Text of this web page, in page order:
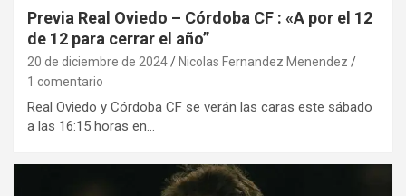
Previa Real Oviedo – Córdoba CF : «A por el 12
de 12 para cerrar el año”
20 de diciembre de 2024
Nicolas Fernandez Menendez
1 comentario
Real Oviedo y Córdoba CF se verán las caras este sábado
a las 16:15 horas en…